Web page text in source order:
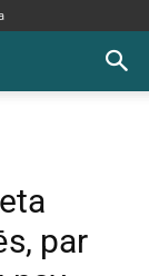
par